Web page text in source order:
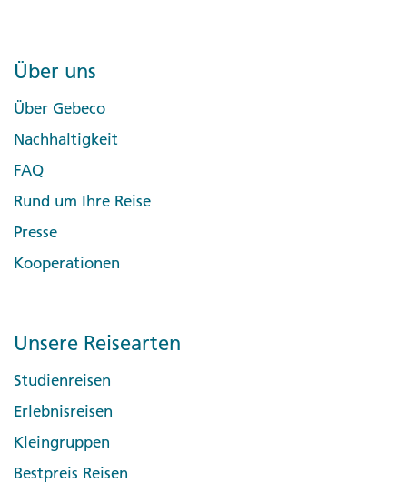
Über uns
Über Gebeco
Nachhaltigkeit
FAQ
Rund um Ihre Reise
Presse
Kooperationen
Unsere Reisearten
Studienreisen
Erlebnisreisen
Kleingruppen
Bestpreis Reisen